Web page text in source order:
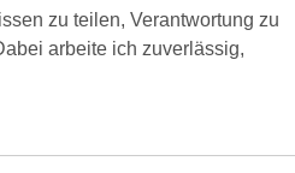
zu teilen, Verantwortung zu
arbeite ich zuverlässig,